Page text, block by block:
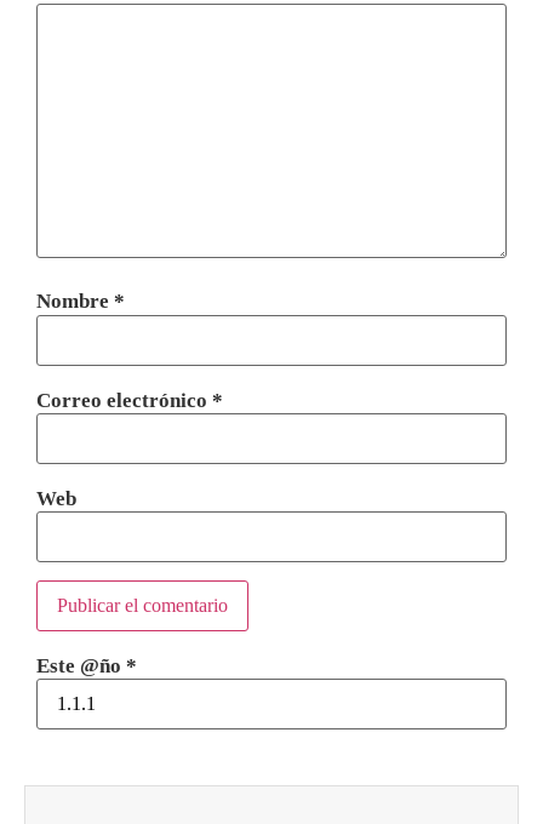
Nombre *
Correo electrónico *
Web
Este @ño *